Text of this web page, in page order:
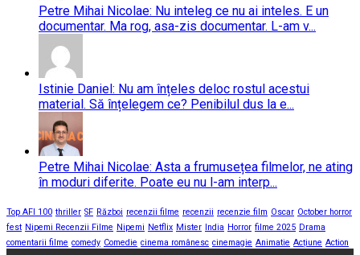
Petre Mihai Nicolae: Nu inteleg ce nu ai inteles. E un
documentar. Ma rog, asa-zis documentar. L-am v...
Istinie Daniel: Nu am înțeles deloc rostul acestui
material. Să înțelegem ce? Penibilul dus la e...
Petre Mihai Nicolae: Asta a frumusețea filmelor, ne ating
în moduri diferite. Poate eu nu l-am interp...
Top AFI 100 thriller SF Război recenzii filme recenzii recenzie film Oscar October horror
fest Nipemi Recenzii Filme Nipemi Netflix Mister India Horror filme 2025 Drama
comentarii filme comedy Comedie cinema românesc cinemagie Animatie Acțiune Action